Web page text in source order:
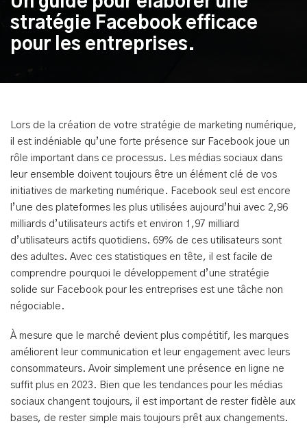
stratégie Facebook efficace
pour les entreprises.
Lors de la création de votre stratégie de marketing numérique,
il est indéniable qu’une forte présence sur Facebook joue un
rôle important dans ce processus. Les médias sociaux dans
leur ensemble doivent toujours être un élément clé de vos
initiatives de marketing numérique. Facebook seul est encore
l’une des plateformes les plus utilisées aujourd’hui avec 2,96
milliards d’utilisateurs actifs et environ 1,97 milliard
d’utilisateurs actifs quotidiens. 69% de ces utilisateurs sont
des adultes. Avec ces statistiques en tête, il est facile de
comprendre pourquoi le développement d’une stratégie
solide sur Facebook pour les entreprises est une tâche non
négociable.
À mesure que le marché devient plus compétitif, les marques
améliorent leur communication et leur engagement avec leurs
consommateurs. Avoir simplement une présence en ligne ne
suffit plus en 2023. Bien que les tendances pour les médias
sociaux changent toujours, il est important de rester fidèle aux
bases, de rester simple mais toujours prêt aux changements.